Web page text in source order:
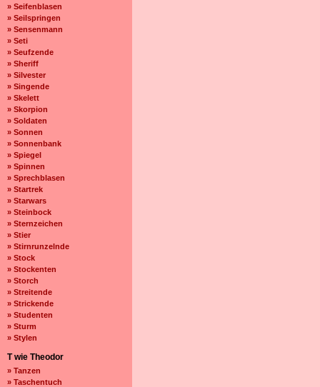
» Seifenblasen
» Seilspringen
» Sensenmann
» Seti
» Seufzende
» Sheriff
» Silvester
» Singende
» Skelett
» Skorpion
» Soldaten
» Sonnen
» Sonnenbank
» Spiegel
» Spinnen
» Sprechblasen
» Startrek
» Starwars
» Steinbock
» Sternzeichen
» Stier
» Stirnrunzelnde
» Stock
» Stockenten
» Storch
» Streitende
» Strickende
» Studenten
» Sturm
» Stylen
T wie Theodor
» Tanzen
» Taschentuch